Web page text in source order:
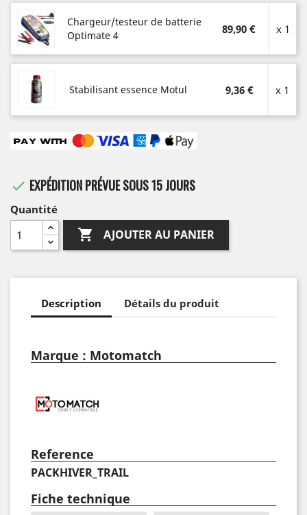
Chargeur/testeur de batterie
Optimate 4
89,90 € x 1
Stabilisant essence Motul 9,36 € x 1
 EXPÉDITION PRÉVUE SOUS 15 JOURS
Quantité
 AJOUTER AU PANIER
Description Détails du produit
Marque : Motomatch
Reference
PACKHIVER_TRAIL
Fiche technique